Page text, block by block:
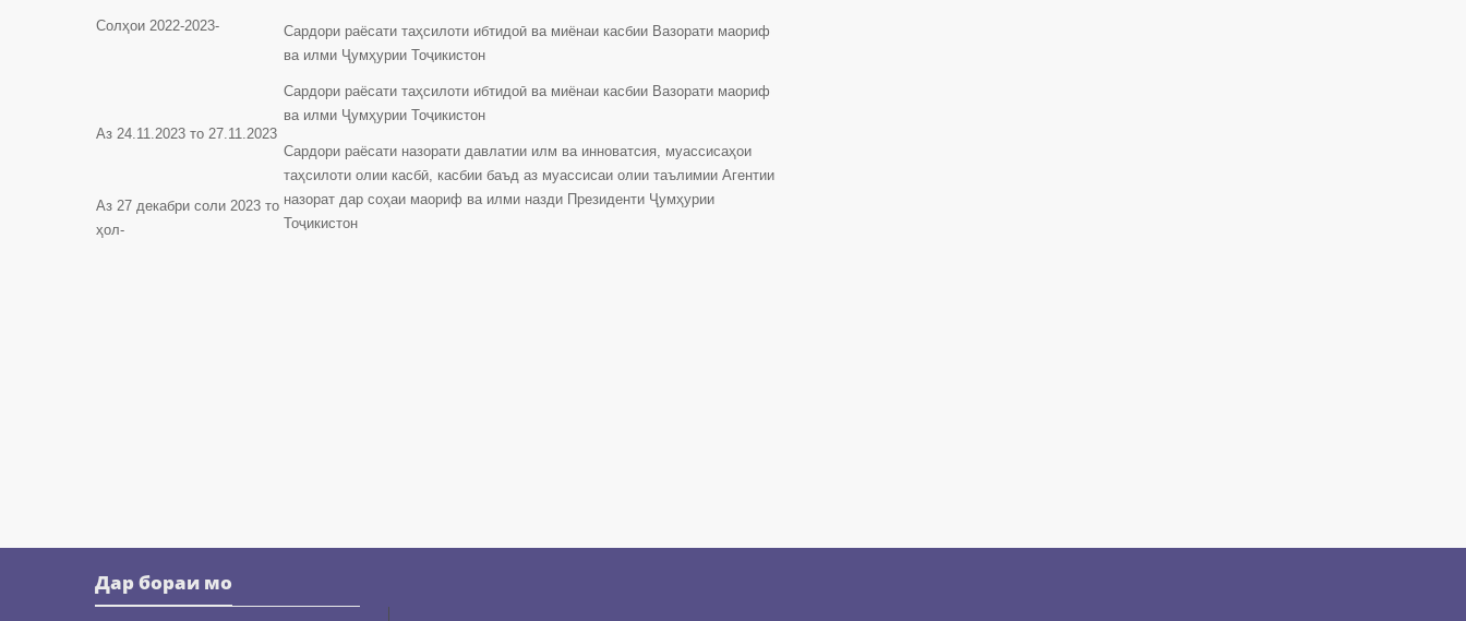
Солҳои 2022-2023-
Аз 24.11.2023 то 27.11.2023
Аз 27 декабри соли 2023 то
ҳол-
Сардори раёсати таҳсилоти ибтидоӣ ва миёнаи касбии Вазорати маориф
ва илми Ҷумҳурии Тоҷикистон
Сардори раёсати таҳсилоти ибтидоӣ ва миёнаи касбии Вазорати маориф
ва илми Ҷумҳурии Тоҷикистон
Сардори раёсати назорати давлатии илм ва инноватсия, муассисаҳои
таҳсилоти олии касбӣ, касбии баъд аз муассисаи олии таълимии Агентии
назорат дар соҳаи маориф ва илми назди Президенти Ҷумҳурии
Тоҷикистон
Дар бораи мо